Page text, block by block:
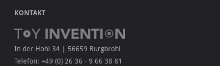
KONTAKT
In der Hohl 34 | 56659 Burgbrohl
Telefon: +49 (0) 26 36 - 9 66 38 81